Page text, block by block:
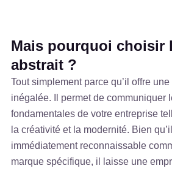
Mais pourquoi choisir
abstrait ?
Tout simplement parce qu’il offre
inégalée. Il permet de communiquer
fondamentales de votre entreprise
la créativité et la modernité. Bien
immédiatement reconnaissable
marque spécifique, il laisse une